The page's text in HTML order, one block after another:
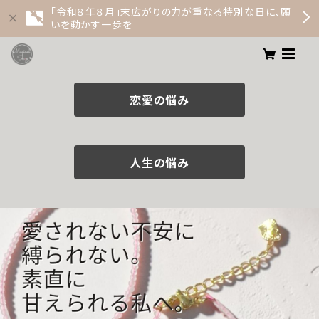
「令和８年８月」末広がりの力が重なる特別な日に、願
いを動かす一歩を
恋愛の悩み
人生の悩み